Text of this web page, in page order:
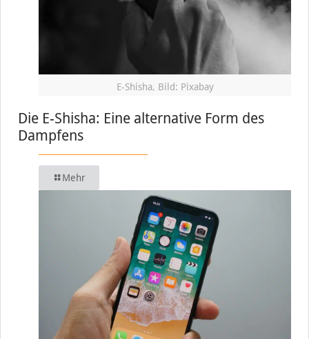
E-Shisha, Bild: Pixabay
Die E-Shisha: Eine alternative Form des
Dampfens
Mehr